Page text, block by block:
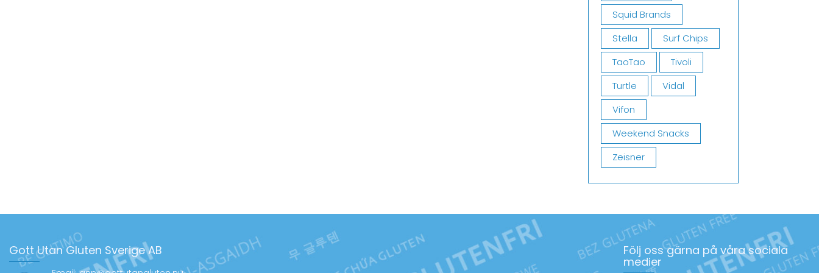
Squid Brands
Stella
Surf Chips
TaoTao
Tivoli
Turtle
Vidal
Vifon
Weekend Snacks
Zeisner
Gott Utan Gluten Sverige AB Följ oss gärna på våra sociala
medier